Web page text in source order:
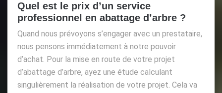
Quel est le prix d’un service
professionnel en abattage d’arbre ?
Quand nous prévoyons s’engager avec un prestataire,
nous pensons immédiatement à notre pouvoir
d’achat. Pour la mise en route de votre projet
d’abattage d’arbre, ayez une étude calculant
singulièrement la réalisation de votre projet. Cela va